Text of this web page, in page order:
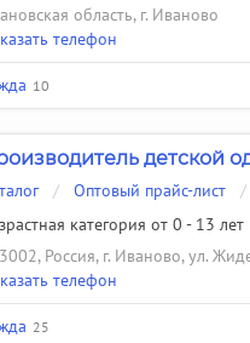
область, г. Иваново
телефон
10
детской
/ Оптовый прайс-лист /
категория от 0 - 13 лет
Россия, г. Иваново, ул.
телефон
25